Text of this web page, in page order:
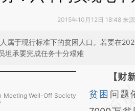
2015年10月12日 18:48 来
属于现行标准下的贫困人口。若要在
坦承要完成任务十分艰难
Meeting Well-Off Society
请务必在
AI
【财
贫困 问题